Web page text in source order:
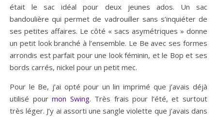
était le sac idéal pour deux jeunes ados. Un sac
bandoulière qui permet de vadrouiller sans s’inquiéter de
ses petites affaires. Le côté « sacs asymétriques » donne
un petit look branché à l’ensemble. Le Be avec ses formes
arrondis est parfait pour une look féminin, et le Bop et ses
bords carrés, nickel pour un petit mec.
Pour le Be, j’ai opté pour un lin imprimé que j’avais déjà
utilisé pourmon Swing. Très frais pour l’été, et surtout
très léger. J’y ai assorti une sangle violette que j’avais dans